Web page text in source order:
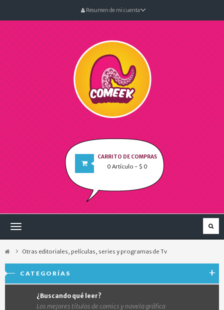
Resumen de mi cuenta
CARRITO DE COMPRAS
0 Artículo - $ 0
Navegación
Otras editoriales, películas, series y programas de Tv
CATEGORÍAS
¿Buscando qué leer?
Los mejores títulos de comics y novela gráfica